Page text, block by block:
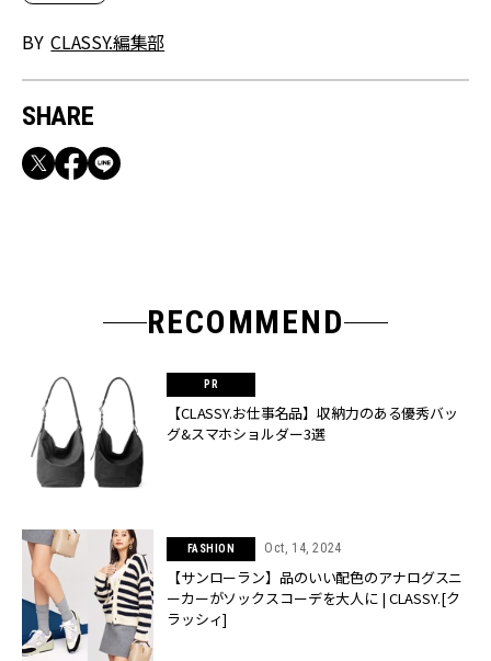
BY CLASSY.編集部
SHARE
RECOMMEND
【CLASSY.お仕事名品】収納力のある優秀バッ
グ&スマホショルダー3選
FASHION Oct, 14, 2024
【サンローラン】品のいい配色のアナログスニ
ーカーがソックスコーデを大人に | CLASSY.[ク
ラッシィ]